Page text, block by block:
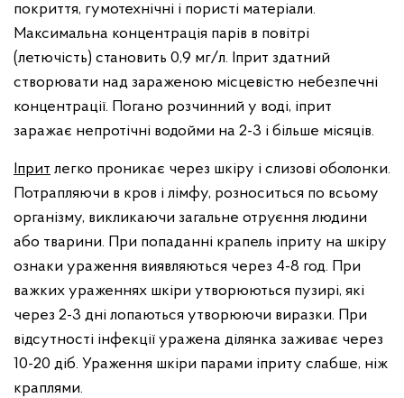
покриття, гумотехнічні і пористі матеріали.
Максимальна концентрація парів в повітрі
(летючість) становить 0,9 мг/л. Іприт здатний
створювати над зараженою місцевістю небезпечні
концентрації. Погано розчинний у воді, іприт
заражає непротічні водойми на 2-3 і більше місяців.
Іприт легко проникає через шкіру і слизові оболонки.
Потрапляючи в кров і лімфу, розноситься по всьому
організму, викликаючи загальне отруєння людини
або тварини. При попаданні крапель іприту на шкіру
ознаки ураження виявляються через 4-8 год. При
важких ураженнях шкіри утворюються пузирі, які
через 2-3 дні лопаються утворюючи виразки. При
відсутності інфекції уражена ділянка заживає через
10-20 діб. Ураження шкіри парами іприту слабше, ніж
краплями.